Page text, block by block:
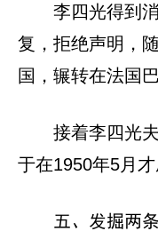
李四光得到
复，拒绝声明，
国，辗转在法国
接着李四光
于在1950年5月才
五、发掘两